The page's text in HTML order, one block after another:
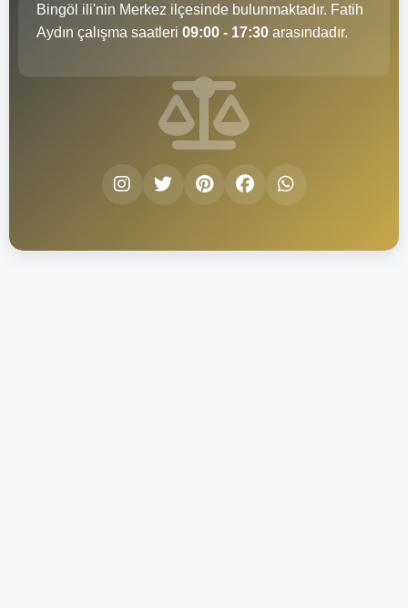
Bingöl ili'nin Merkez ilçesinde bulunmaktadır. Fatih
Aydın çalışma saatleri 09:00 - 17:30 arasındadır.